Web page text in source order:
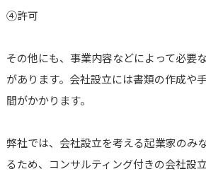
④許可
その他にも、事業内容などによって必要
があります。会社設立には書類の作成や
間がかかります。
弊社では、会社設立を考える起業家のみ
るため、コンサルティング付きの会社設